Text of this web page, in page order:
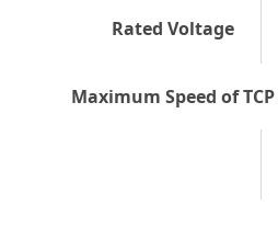
Rated Voltage
Maximum Speed of TCP